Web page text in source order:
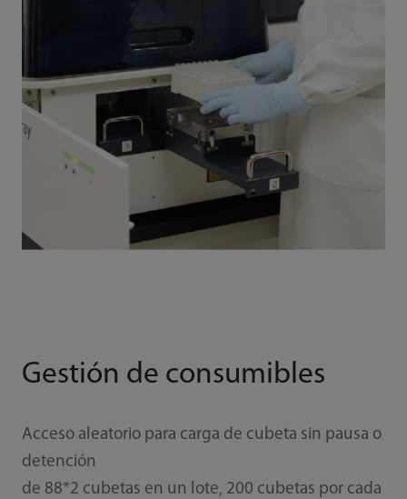
Gestión de consumibles
Acceso aleatorio para carga de cubeta sin pausa o
detención
de 88*2 cubetas en un lote, 200 cubetas por cada